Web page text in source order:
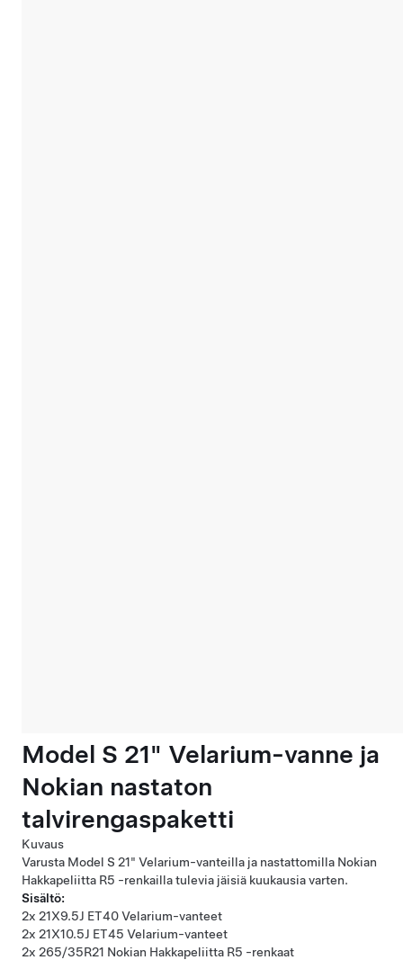
Model S 21" Velarium-vanne ja
Nokian nastaton
talvirengaspaketti
Kuvaus
Varusta Model S 21" Velarium-vanteilla ja nastattomilla Nokian
Hakkapeliitta R5 -renkailla tulevia jäisiä kuukausia varten.
Sisältö:
2x 21X9.5J ET40 Velarium-vanteet
2x 21X10.5J ET45 Velarium-vanteet
2x 265/35R21 Nokian Hakkapeliitta R5 -renkaat